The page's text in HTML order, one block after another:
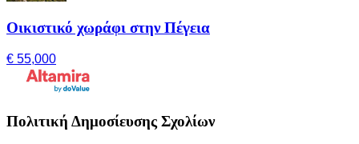
Οικιστικό χωράφι στην Πέγεια
€ 55,000
Πολιτική Δημοσίευσης Σχολίων